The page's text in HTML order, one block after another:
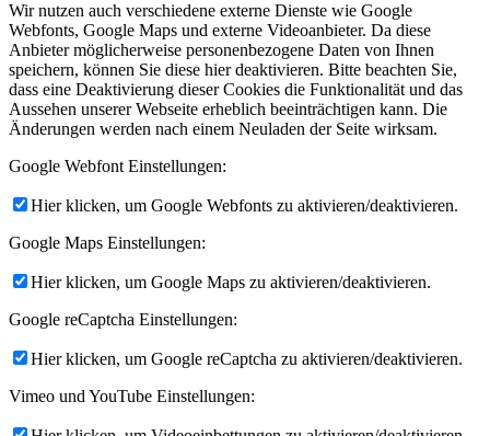
Wir nutzen auch verschiedene externe Dienste wie Google
Webfonts, Google Maps und externe Videoanbieter. Da diese
Anbieter möglicherweise personenbezogene Daten von Ihnen
speichern, können Sie diese hier deaktivieren. Bitte beachten Sie,
dass eine Deaktivierung dieser Cookies die Funktionalität und das
Aussehen unserer Webseite erheblich beeinträchtigen kann. Die
Änderungen werden nach einem Neuladen der Seite wirksam.
Google Webfont Einstellungen:
Hier klicken, um Google Webfonts zu aktivieren/deaktivieren.
Google Maps Einstellungen:
Hier klicken, um Google Maps zu aktivieren/deaktivieren.
Google reCaptcha Einstellungen:
Hier klicken, um Google reCaptcha zu aktivieren/deaktivieren.
Vimeo und YouTube Einstellungen: